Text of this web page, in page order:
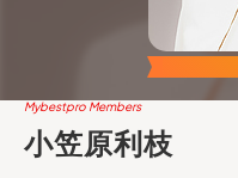
Mybestpro Members
小笠原利枝